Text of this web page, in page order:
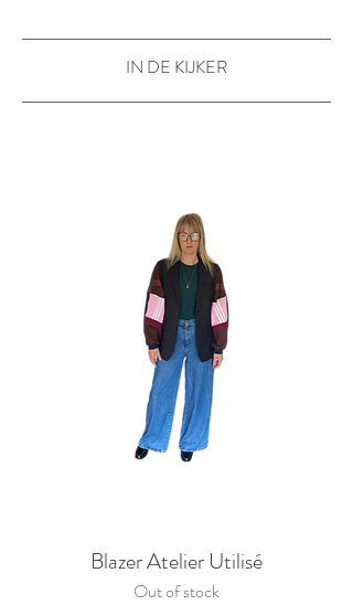
IN DE KIJKER
Blazer Atelier Utilisé
Out of stock